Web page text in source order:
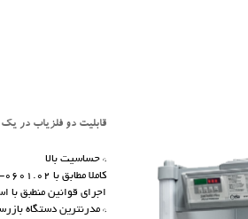
قابلیت دو فلزیاب در یک
* حساسیت بالا
کاملا مطابق با NIJ-0601.02
اجرای قوانین منطبق با
* مدرنترین دستگاه